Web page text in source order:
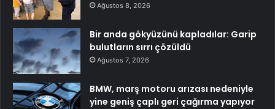
Ağustos 8, 2026
Bir anda gökyüzünü kapladılar: Garip
bulutların sırrı çözüldü
Ağustos 7, 2026
BMW, marş motoru arızası nedeniyle
yine geniş çaplı geri çağırma yapıyor